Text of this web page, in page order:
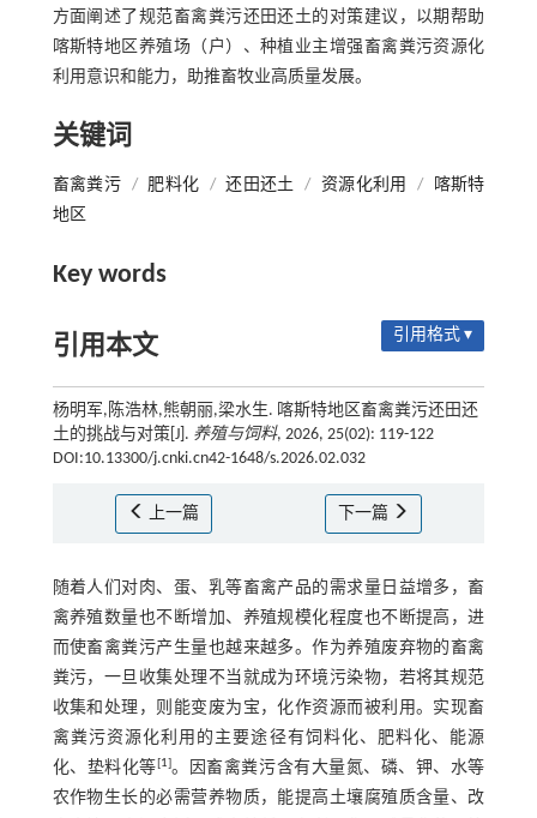
方面阐述了规范畜禽粪污还田还土的对策建议，以期帮助
喀斯特地区养殖场（户）、种植业主增强畜禽粪污资源化
利用意识和能力，助推畜牧业高质量发展。
关键词
畜禽粪污 / 肥料化 / 还田还土 / 资源化利用 /
喀斯特
地区
Key words
引用本文 引用格式 ▾
杨明军,陈浩林,熊朝丽,梁水生. 喀斯特地区畜禽粪污还田还
土的挑战与对策[J]. 养殖与饲料, 2026, 25(02): 119-122
DOI:10.13300/j.cnki.cn42-1648/s.2026.02.032
上一篇 下一篇
随着人们对肉、蛋、乳等畜禽产品的需求量日益增多，畜
禽养殖数量也不断增加、养殖规模化程度也不断提高，进
而使畜禽粪污产生量也越来越多。作为养殖废弃物的畜禽
粪污，一旦收集处理不当就成为环境污染物，若将其规范
收集和处理，则能变废为宝，化作资源而被利用。实现畜
禽粪污资源化利用的主要途径有饲料化、肥料化、能源
化、垫料化等[1]。因畜禽粪污含有大量氮、磷、钾、水等
农作物生长的必需营养物质，能提高土壤腐殖质含量、改